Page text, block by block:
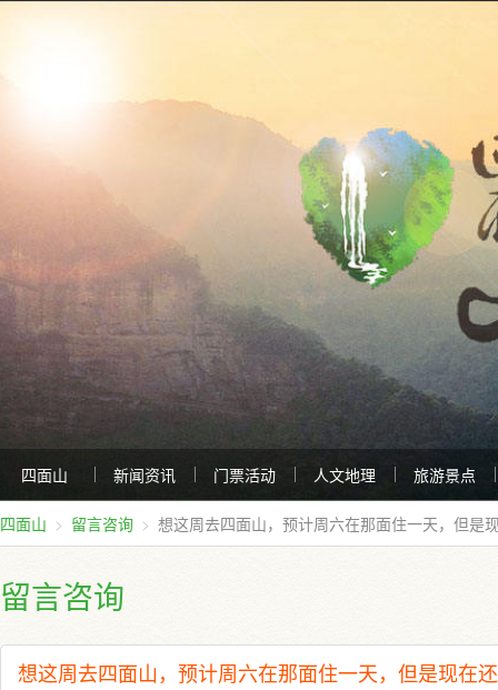
四面山 新闻资讯 门票活动 人文地理 旅游景点
四面山 留言咨询 想这周去四面山，预计周六在那面住一天，但是
留言咨询
想这周去四面山，预计周六在那面住一天，但是现在